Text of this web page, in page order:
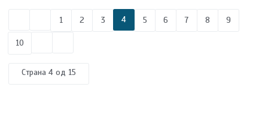
1 2 3 4 5 6 7 8 9
10
Страна 4 од 15